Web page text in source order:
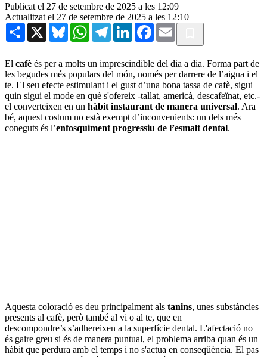
Publicat el 27 de setembre de 2025 a les 12:09
Actualitzat el 27 de setembre de 2025 a les 12:10
Share X BlueskyWhatsAppTelegramLinkedInFacebook
Email
El cafè és per a molts un imprescindible del dia a dia. Forma part de
les begudes més populars del món, només per darrere de l’aigua i el
te. El seu efecte estimulant i el gust d’una bona tassa de cafè, sigui
quin sigui el mode en què s'ofereix -tallat, americà, descafeïnat, etc.-
el converteixen en un hàbit instaurant de manera universal. Ara
bé, aquest costum no està exempt d’inconvenients: un dels més
coneguts és l’enfosquiment progressiu de l’esmalt dental.
Aquesta coloració es deu principalment als tanins, unes substàncies
presents al cafè, però també al vi o al te, que en
descompondre’s s’adhereixen a la superfície dental. L'afectació no
és gaire greu si és de manera puntual, el problema arriba quan és un
hàbit que perdura amb el temps i no s'actua en conseqüència. El pas